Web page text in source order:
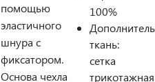
помощью
эластичного
шнура с
фиксатором.
Основа чехла
100%
ткань:
сетка
трикотажная